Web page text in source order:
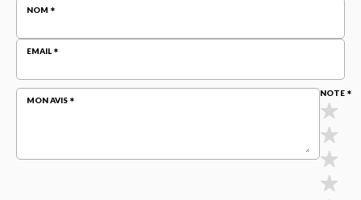
NOM
EMAIL
MON AVIS
NOTE